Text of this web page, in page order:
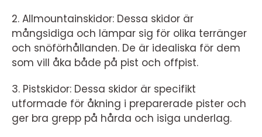
2. Allmountainskidor: Dessa skidor är
mångsidiga och lämpar sig för olika terränger
och snöförhållanden. De är idealiska för dem
som vill åka både på pist och offpist.
3. Pistskidor: Dessa skidor är specifikt
utformade för åkning i preparerade pister och
ger bra grepp på hårda och isiga underlag.